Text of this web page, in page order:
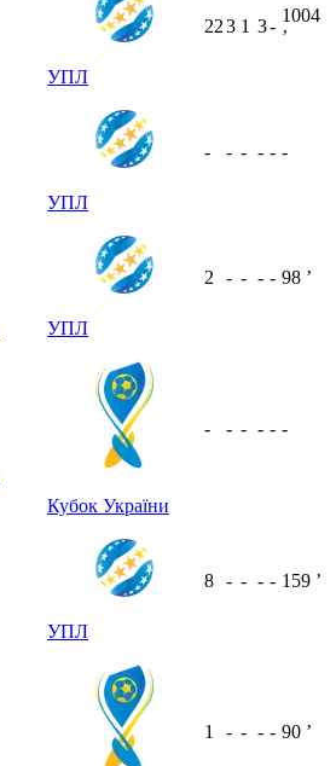
УПЛ
223 1 3-
1004
ʼ
УПЛ
- - - - - -
УПЛ
2 - - - - 98 ʼ
Кубок України
- - - - - -
УПЛ
8 - - - - 159 ʼ
1 - - - - 90 ʼ